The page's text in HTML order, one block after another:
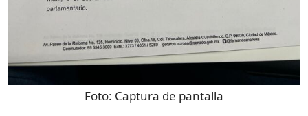
Foto: Captura de pantalla